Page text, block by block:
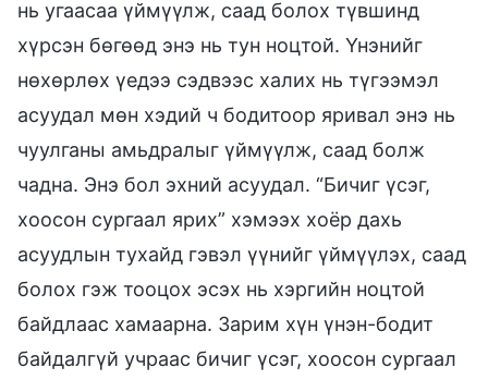
нь угаасаа үймүүлж, саад болох түвшинд
хүрсэн бөгөөд энэ нь тун ноцтой. Үнэнийг
нөхөрлөх үедээ сэдвээс халих нь түгээмэл
асуудал мөн хэдий ч бодитоор яривал энэ нь
чуулганы амьдралыг үймүүлж, саад болж
чадна. Энэ бол эхний асуудал. “Бичиг үсэг,
хоосон сургаал ярих” хэмээх хоёр дахь
асуудлын тухайд гэвэл үүнийг үймүүлэх, саад
болох гэж тооцох эсэх нь хэргийн ноцтой
байдлаас хамаарна. Зарим хүн үнэн-бодит
байдалгүй учраас бичиг үсэг, хоосон сургаал